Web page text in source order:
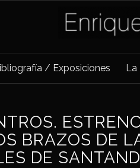
/ Exposiciones La
BRAZOS DE
DE